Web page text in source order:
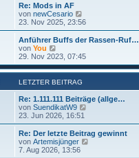
r
a
g
r
B
t
Re: Mods in AF
von newCesario
e
u
e
t
r
i
t
r
a
23. Nov 2025, 23:56
Anführer Buffs der Rassen-Ruf…
von You
e
u
e
s
t
e
r
B
t
r
a
29. Nov 2023, 07:45
LETZTER BEITRAG
Re: 1.111.111 Beiträge (allge…
von SuendikatW9
u
e
s
t
23. Jun 2026, 16:51
Re: Der letzte Beitrag gewinnt
von Artemisjünger
7. Aug 2026, 13:56